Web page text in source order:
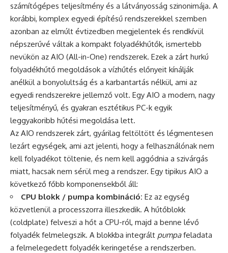
számítógépes teljesítmény és a látványosság szinonimája. A
korábbi, komplex egyedi építésű rendszerekkel szemben
azonban az elmúlt évtizedben megjelentek és rendkívül
népszerűvé váltak a kompakt folyadékhűtők, ismertebb
nevükön az AIO (All-in-One) rendszerek. Ezek a zárt hurkú
folyadékhűtő megoldások a vízhűtés előnyeit kínálják
anélkül a bonyolultság és a karbantartás nélkül, ami az
egyedi rendszerekre jellemző volt. Egy AIO a modern, nagy
teljesítményű, és gyakran esztétikus PC-k egyik
leggyakoribb hűtési megoldása lett.
Az AIO rendszerek zárt, gyárilag feltöltött és légmentesen
lezárt egységek, ami azt jelenti, hogy a felhasználónak nem
kell folyadékot töltenie, és nem kell aggódnia a szivárgás
miatt, hacsak nem sérül meg a rendszer. Egy tipikus AIO a
következő főbb komponensekből áll:
CPU blokk / pumpa kombináció: Ez az egység
közvetlenül a processzorra illeszkedik. A hűtőblokk
(coldplate) felveszi a hőt a CPU-ról, majd a benne lévő
folyadék felmelegszik. A blokkba integrált pumpafeladata
a felmelegedett folyadék keringetése a rendszerben.